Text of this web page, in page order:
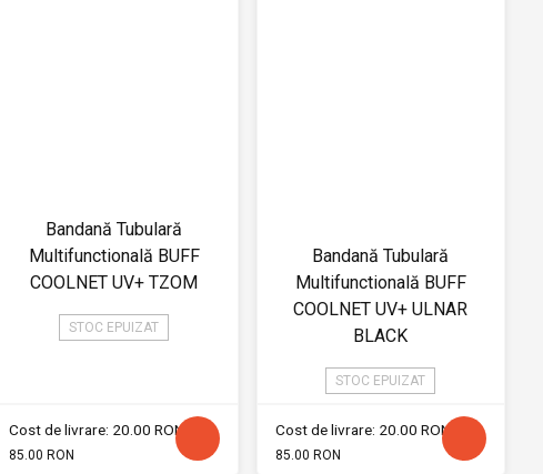
Bandană Tubulară
Multifunctională BUFF
COOLNET UV+ TZOM
STOC EPUIZAT
Cost de livrare: 20.00 RON
85.00 RON
Bandană Tubulară
Multifunctională BUFF
COOLNET UV+ ULNAR
BLACK
STOC EPUIZAT
Cost de livrare: 20.00 RON
85.00 RON